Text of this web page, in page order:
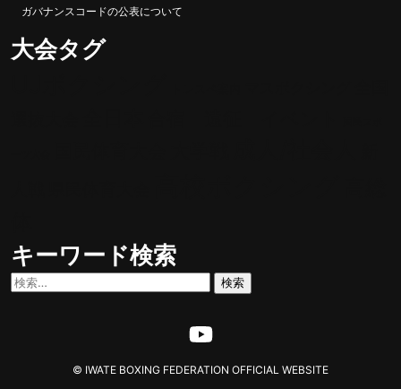
ガバナンスコードの公表について
大会タグ
キーワード検索
検
© IWATE BOXING FEDERATION OFFICIAL WEBSITE